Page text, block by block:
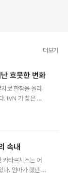
더보기
흐뭇한 변화
차로 한참을 올라
. tvN 가 찾은 오
걷다가 숨이 차
큰일 났다”고
이 오르지 않을
올라가나, 올라
속내
카타르시스는 어
다. 엄마가 했던 그